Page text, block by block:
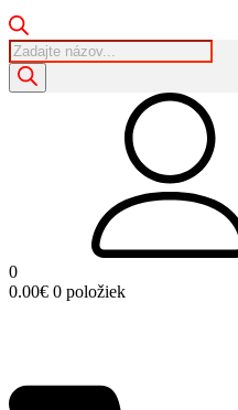
Products
search
0
0.00€ 0 položiek